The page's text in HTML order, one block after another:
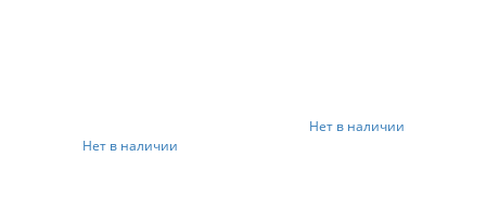
Нет в наличии
Нет в наличии